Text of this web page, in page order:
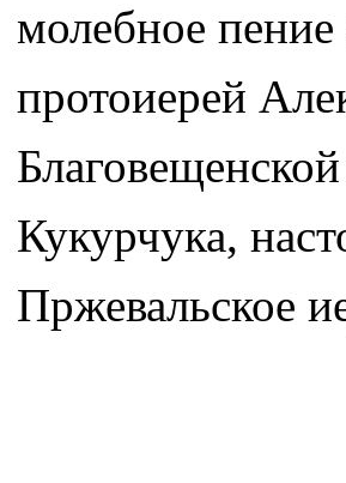
молебное пение
протоиерей
Кукурчука,
Пржевальское